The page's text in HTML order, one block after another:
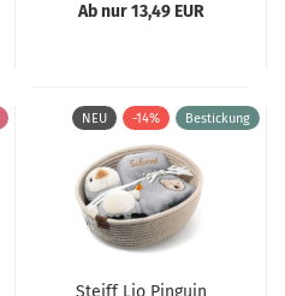
Ab nur 13,49 EUR
NEU -14% Bestickung
Steiff Lio Pinguin